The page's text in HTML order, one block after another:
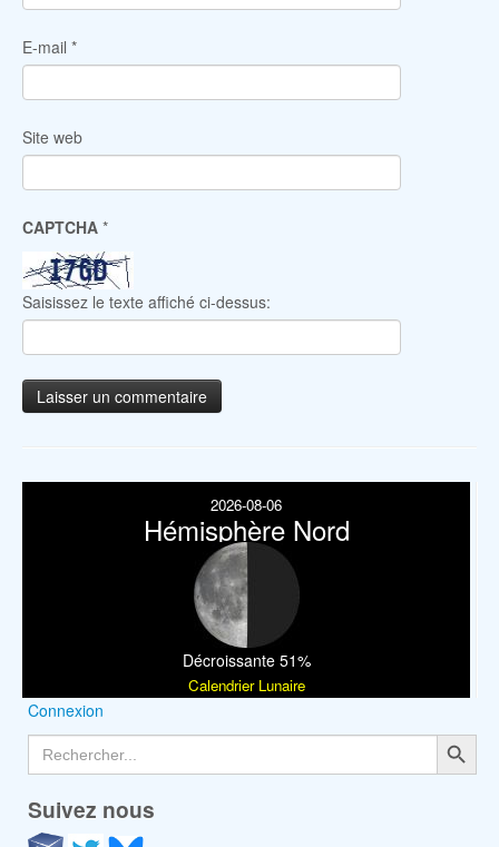
E-mail *
Site web
CAPTCHA *
Saisissez le texte affiché ci-dessus:
2026-08-06
Hémisphère Nord
Décroissante 51%
Calendrier Lunaire
Connexion
Search
for:
Search Button
Suivez nous